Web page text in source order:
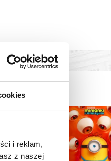
i reklam,
z naszej